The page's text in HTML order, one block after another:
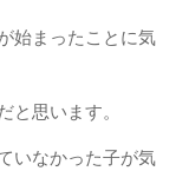
始まったことに気
と思います。
いなかった子が気